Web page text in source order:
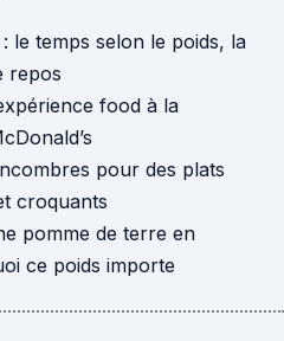
le temps selon le poids, la
repos
food à la
pour des plats
croquants
pomme de terre en
ce poids importe